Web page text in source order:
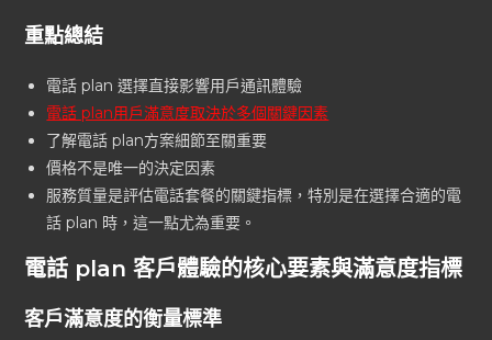
重點總結
電話 plan 選擇直接影響用戶通訊體驗
電話 plan用戶滿意度取決於多個關鍵因素
了解電話 plan方案細節至關重要
價格不是唯一的決定因素
服務質量是評估電話套餐的關鍵指標，特別是在選擇合適的電
話 plan 時，這一點尤為重要。
電話 plan 客戶體驗的核心要素與滿意度指標
客戶滿意度的衡量標準